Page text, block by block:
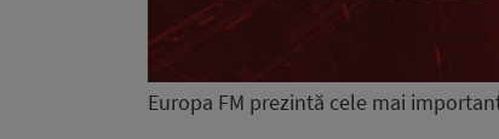
Europa FM prezintă cele mai